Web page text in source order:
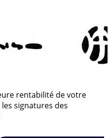
rentabilité de votre
signatures des